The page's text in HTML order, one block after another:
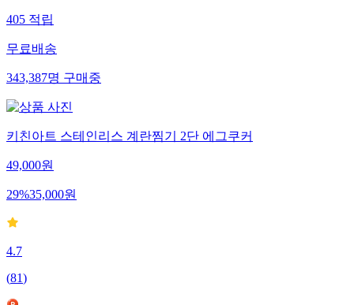
405적립
무료배송
343,387명구매중
키친아트 스테인리스 계란찜기 2단 에그쿠커
49,000원
29%35,000원
4.7
(81)